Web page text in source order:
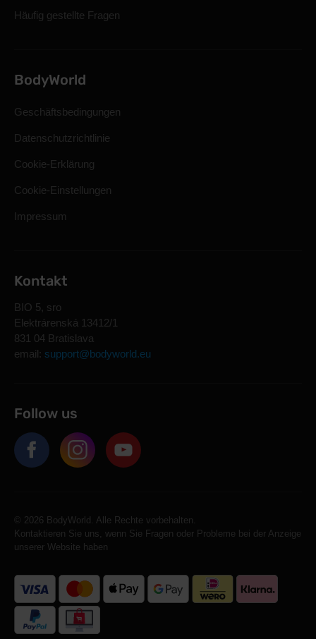
Häufig gestellte Fragen
BodyWorld
Geschäftsbedingungen
Datenschutzrichtlinie
Cookie-Erklärung
Cookie-Einstellungen
Impressum
Kontakt
BIO 5, sro
Elektrárenská 13412/1
831 04 Bratislava
email: support@bodyworld.eu
Follow us
© 2026 BodyWorld. Alle Rechte vorbehalten.
Kontaktieren Sie uns, wenn Sie Fragen oder Probleme bei der Anzeige
unserer Website haben